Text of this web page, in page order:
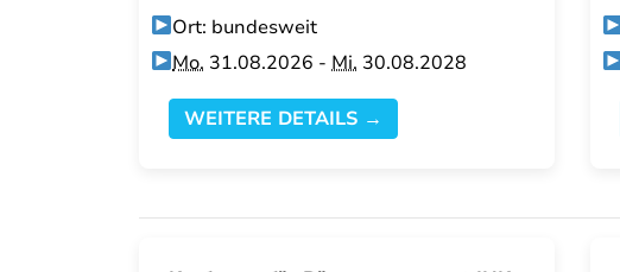
Ort: bundesweit
Mo. 31.08.2026 -Mi. 30.08.2028
WEITERE DETAILS →